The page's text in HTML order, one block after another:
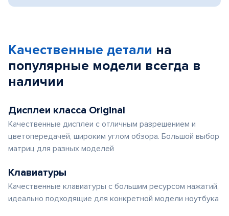
Качественные детали на
популярные модели всегда в
наличии
Дисплеи класса Original
Качественные дисплеи с отличным разрешением и
цветопередачей, широким углом обзора. Большой выбор
матриц для разных моделей
Клавиатуры
Качественные клавиатуры с большим ресурсом нажатий,
идеально подходящие для конкретной модели ноутбука